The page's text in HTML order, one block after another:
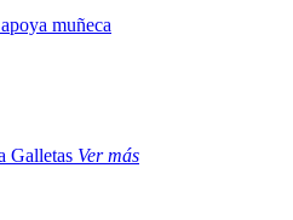
muñeca
Galletas Ver más